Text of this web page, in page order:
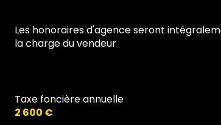
Placard
salle de bain
Les honoraires d'agence seront
la charge du vendeur
Taxe foncière annuelle
2 600 €